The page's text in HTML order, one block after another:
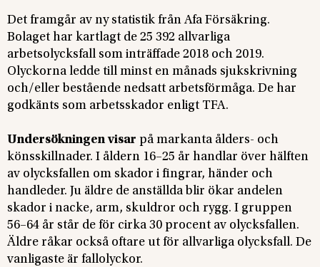
Det framgår av ny statistik från Afa Försäkring.
Bolaget har kartlagt de 25 392 allvarliga
arbetsolycksfall som inträffade 2018 och 2019.
Olyckorna ledde till minst en månads sjukskrivning
och/eller bestående nedsatt arbetsförmåga. De har
godkänts som arbetsskador enligt TFA.
Undersökningen visar på markanta ålders- och
könsskillnader. I åldern 16–25 år handlar över hälften
av olycksfallen om skador i fingrar, händer och
handleder. Ju äldre de anställda blir ökar andelen
skador i nacke, arm, skuldror och rygg. I gruppen
56–64 år står de för cirka 30 procent av olycksfallen.
Äldre råkar också oftare ut för allvarliga olycksfall. De
vanligaste är fallolyckor.